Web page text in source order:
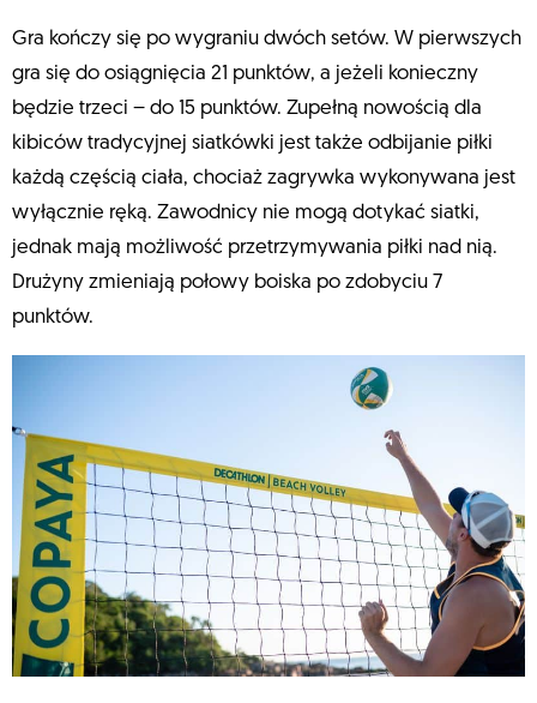
Gra kończy się po wygraniu dwóch setów. W pierwszych
gra się do osiągnięcia 21 punktów, a jeżeli konieczny
będzie trzeci – do 15 punktów. Zupełną nowością dla
kibiców tradycyjnej siatkówki jest także odbijanie piłki
każdą częścią ciała, chociaż zagrywka wykonywana jest
wyłącznie ręką. Zawodnicy nie mogą dotykać siatki,
jednak mają możliwość przetrzymywania piłki nad nią.
Drużyny zmieniają połowy boiska po zdobyciu 7
punktów.